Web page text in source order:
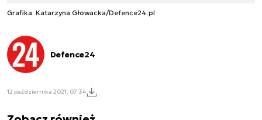
Grafika: Katarzyna Głowacka/Defence24.pl
Defence24
12 października 2021, 07:34